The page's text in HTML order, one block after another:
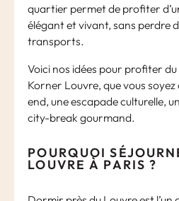
quartier permet de profiter
élégant et vivant, sans perdre
transports.
Voici nos idées pour profiter
Korner Louvre, que vous
end, une escapade culturelle,
city-break gourmand.
POURQUOI
LOUVRE À PARIS ?